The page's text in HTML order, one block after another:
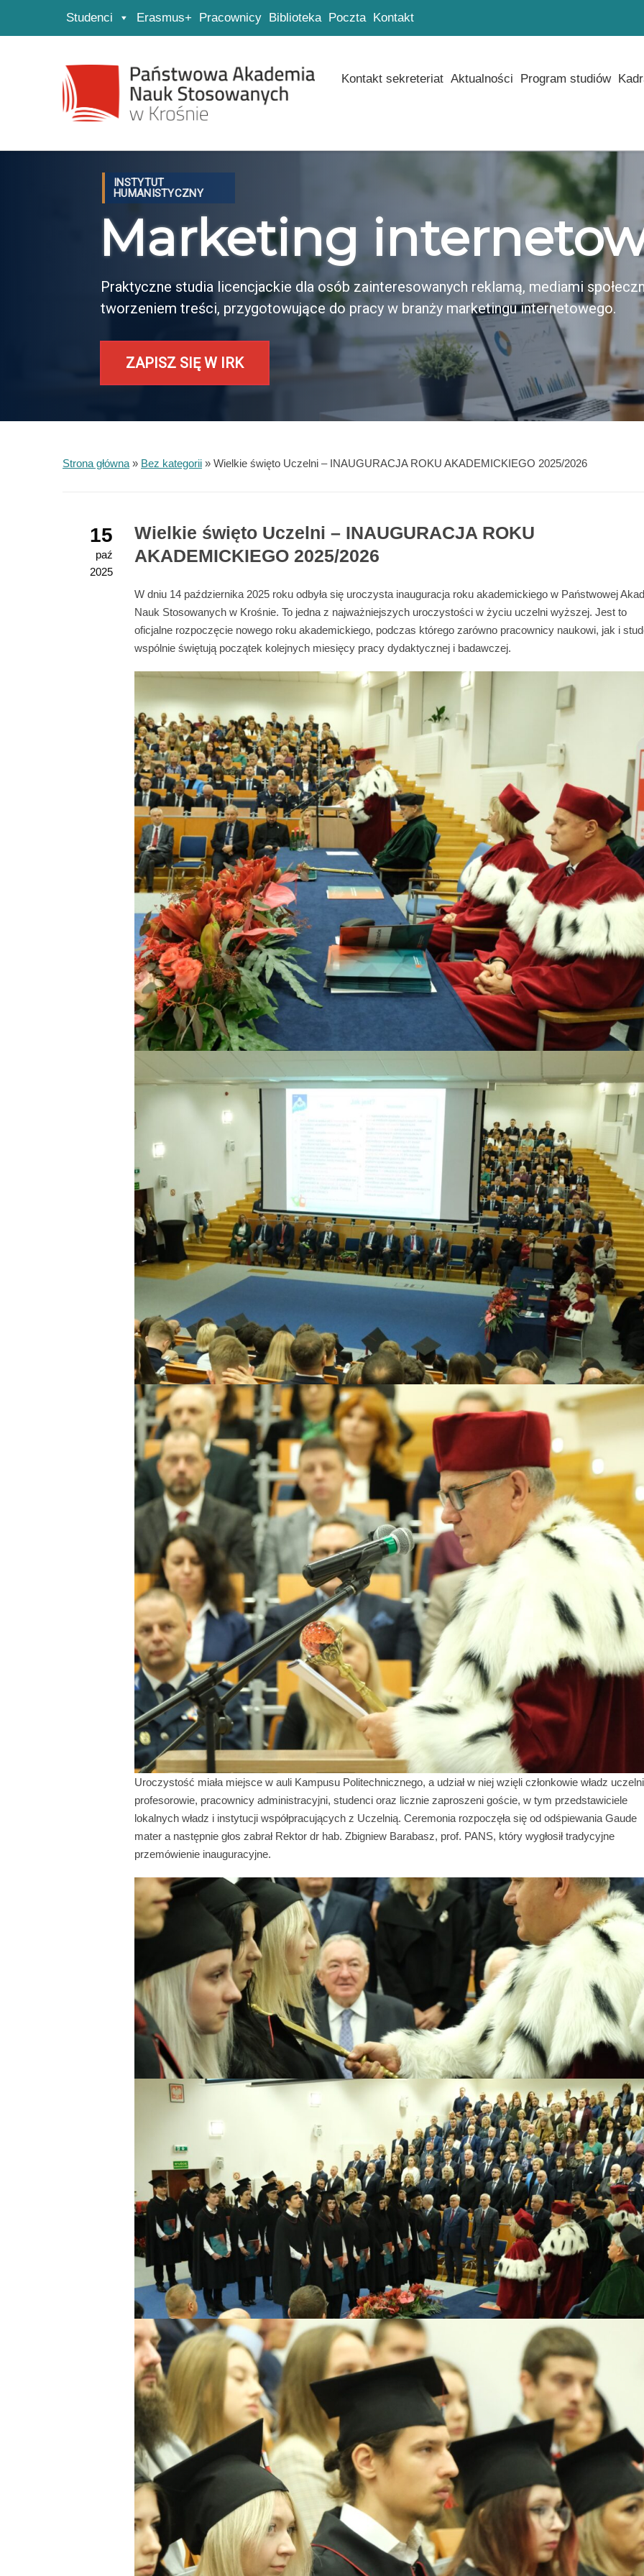
Strona główna
Przejdź do wyszukiwarki
Przejdź do menu głównego
Studenci Erasmus+ Pracownicy Biblioteka Poczta Kontakt
Kontakt sekreteriat Aktualności Program studiów
INSTYTUT
HUMANISTYCZNY
Marketing
Praktyczne studia licencjackie dla osób zainteresowanych reklamą, mediami
tworzeniem treści, przygotowujące do pracy w branży marketingu internetowego.
ZAPISZ SIĘ W IRK
Strona główna » Bez kategorii » Wielkie święto Uczelni – INAUGURACJA ROKU AKADEMICKIEGO 2025/2026
15
paź
2025
Wielkie święto Uczelni – INAUGURACJA ROKU
AKADEMICKIEGO 2025/2026
W dniu 14 października 2025 roku odbyła się uroczysta inauguracja roku akademickiego w Państwowej
Nauk Stosowanych w Krośnie. To jedna z najważniejszych uroczystości w życiu uczelni wyższej. Jest to
oficjalne rozpoczęcie nowego roku akademickiego, podczas którego zarówno pracownicy naukowi, jak i
wspólnie świętują początek kolejnych miesięcy pracy dydaktycznej i badawczej.
Uroczystość miała miejsce w auli Kampusu Politechnicznego, a udział w niej wzięli członkowie władz
profesorowie, pracownicy administracyjni, studenci oraz licznie zaproszeni goście, w tym przedstawiciele
lokalnych władz i instytucji współpracujących z Uczelnią. Ceremonia rozpoczęła się od odśpiewania Gaude
mater a następnie głos zabrał Rektor dr hab. Zbigniew Barabasz, prof. PANS, który wygłosił tradycyjne
przemówienie inauguracyjne.